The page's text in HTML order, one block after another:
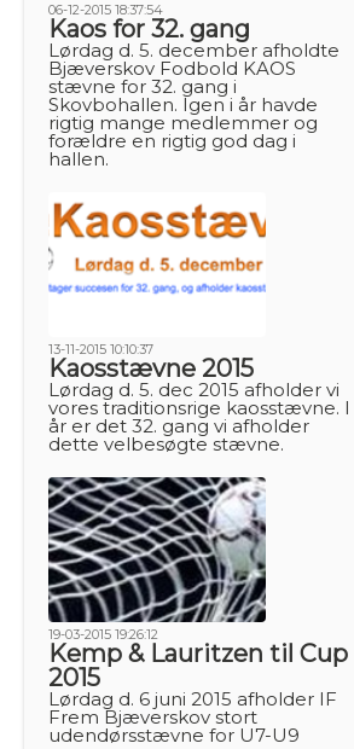
06-12-2015 18:37:54
Kaos for 32. gang
Lørdag d. 5. december afholdte
Bjæverskov Fodbold KAOS
stævne for 32. gang i
Skovbohallen. Igen i år havde
rigtig mange medlemmer og
forældre en rigtig god dag i
hallen.
13-11-2015 10:10:37
Kaosstævne 2015
Lørdag d. 5. dec 2015 afholder vi
vores traditionsrige kaosstævne. I
år er det 32. gang vi afholder
dette velbesøgte stævne.
19-03-2015 19:26:12
Kemp & Lauritzen til Cup
2015
Lørdag d. 6 juni 2015 afholder IF
Frem Bjæverskov stort
udendørsstævne for U7-U9